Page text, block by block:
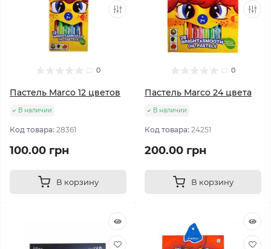
0
Пастель Marco 12 цветов
В наличии
Код товара: 28361
100.00 грн
В корзину
0
Пастель Marco 24 цвета
В наличии
Код товара: 24251
200.00 грн
В корзину